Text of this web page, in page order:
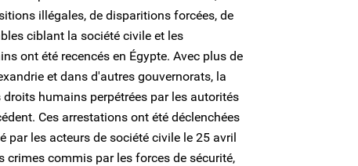
illégales, de disparitions forcées, de
ciblant la société civile et les
ont été recencés en Égypte. Avec plus de
et dans d'autres gouvernorats, la
humains perpétrées par les autorités
Ces arrestations ont été déclenchées
par les acteurs de société civile le 25 avril
crimes commis par les forces de sécurité,